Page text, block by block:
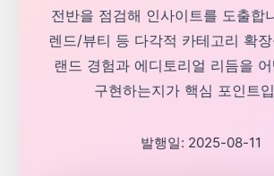
전반을 점검해 인사이트를 도출합
렌드/뷰티 등 다각적 카테고리 확
랜드 경험과 에디토리얼 리듬을
구현하는지가 핵심 포인트
발행일: 2025-08-11